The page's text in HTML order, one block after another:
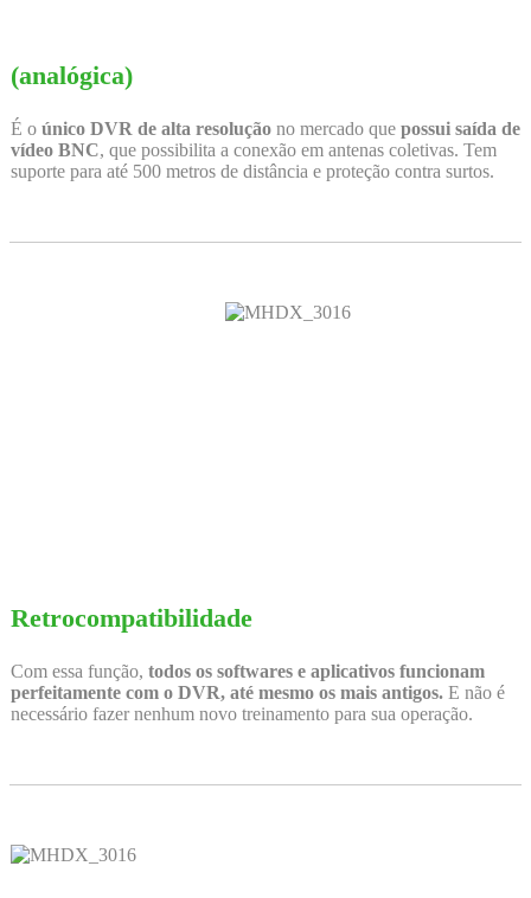
(analógica)
É o único DVR de alta resolução no mercado que possui saída de
vídeo BNC, que possibilita a conexão em antenas coletivas. Tem
suporte para até 500 metros de distância e proteção contra surtos.
Retrocompatibilidade
Com essa função, todos os softwares e aplicativos funcionam
perfeitamente com o DVR, até mesmo os mais antigos. E não é
necessário fazer nenhum novo treinamento para sua operação.